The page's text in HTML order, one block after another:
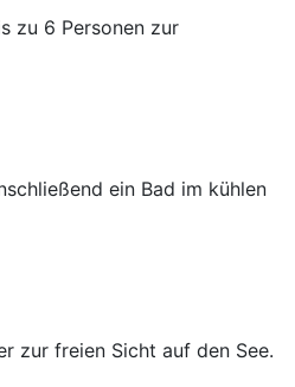
zu 6 Personen zur
ein Bad im kühlen
zur freien Sicht auf den See.